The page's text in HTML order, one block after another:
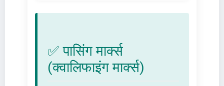
✅ पासिंग मार्क्स
(क्वालिफाइंग मार्क्स)